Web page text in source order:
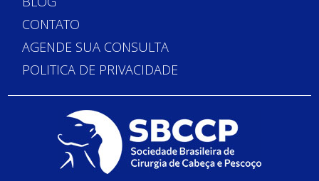
CONTATO
AGENDE SUA CONSULTA
POLITICA DE PRIVACIDADE